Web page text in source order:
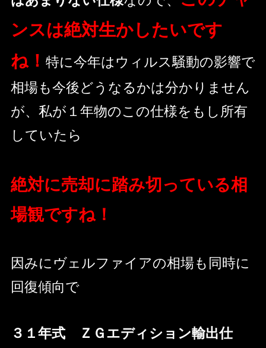
ンスは絶対生かしたいです
ね！ 特に今年はウィルス騒動の影響で
相場も今後どうなるかは分かりません
が、私が１年物のこの仕様をもし所有
していたら
絶対に売却に踏み切っている相
場観ですね！
因みにヴェルファイアの相場も同時に
回復傾向で
３１年式 ＺＧエディション輸出仕